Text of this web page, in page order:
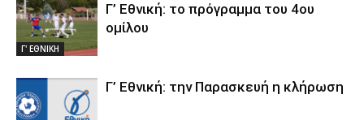
Γ' ΕΘΝΙΚΗ
Γ’ Εθνική: το πρόγραμμα του 4ου
ομίλου
Γ’ Εθνική: την Παρασκευή η κλήρωση